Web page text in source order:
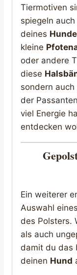
Tiermotiven
spiegeln
deines
kleine
oder andere
diese
sondern
der
viel Energie
entdecken
Ein weiterer
Auswahl
des Polsters.
als auch
damit du das
deinen Hund